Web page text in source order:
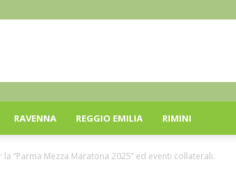
RAVENNA REGGIO EMILIA RIMINI
“Parma Mezza Maratona 2025” ed eventi collaterali.